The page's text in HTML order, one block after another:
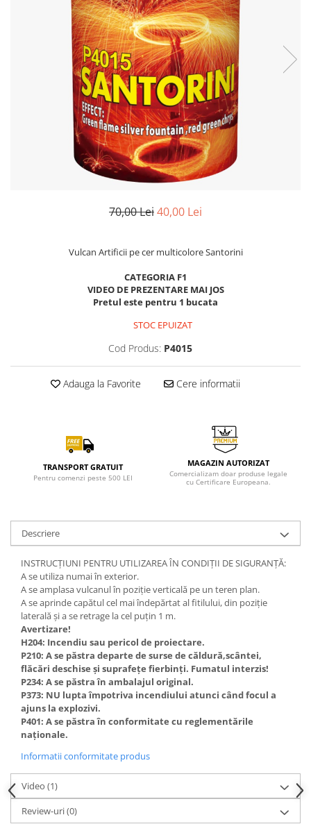
70,00 Lei40,00 Lei
Vulcan Artificii pe cer multicolore Santorini
CATEGORIA F1
VIDEO DE PREZENTARE MAI JOS
Pretul este pentru 1 bucata
STOC EPUIZAT
Cod Produs: P4015
Adauga la Favorite Cere informatii
TRANSPORT GRATUIT
Pentru comenzi peste 500 LEI
MAGAZIN AUTORIZAT
Comercializam doar produse legale
cu Certificare Europeana.
Descriere
INSTRUCȚIUNI PENTRU UTILIZAREA ÎN CONDIȚII DE SIGURANȚĂ:
A se utiliza numai în exterior.
A se amplasa vulcanul în poziție verticală pe un teren plan.
A se aprinde capătul cel mai îndepărtat al fitilului, din poziție
laterală și a se retrage la cel puțin 1 m.
Avertizare!
H204: Incendiu sau pericol de proiectare.
P210: A se păstra departe de surse de căldură,scântei,
flăcări deschise și suprafețe fierbinți. Fumatul interzis!
P234: A se păstra în ambalajul original.
P373: NU lupta împotriva incendiului atunci când focul a
ajuns la explozivi.
P401: A se păstra în conformitate cu reglementările
naționale.
Informatii conformitate produs
Video (1)
Review-uri(0)